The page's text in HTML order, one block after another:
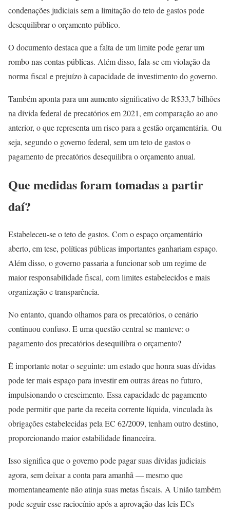
condenações judiciais sem a limitação do teto de gastos pode
desequilibrar o orçamento público.
O documento destaca que a falta de um limite pode gerar um
rombo nas contas públicas. Além disso, fala-se em violação da
norma fiscal e prejuízo à capacidade de investimento do governo.
Também aponta para um aumento significativo de R$33,7 bilhões
na dívida federal de precatórios em 2021, em comparação ao ano
anterior, o que representa um risco para a gestão orçamentária. Ou
seja, segundo o governo federal, sem um teto de gastos o
pagamento de precatórios desequilibra o orçamento anual.
Que medidas foram tomadas a partir
daí?
Estabeleceu-se o teto de gastos. Com o espaço orçamentário
aberto, em tese, políticas públicas importantes ganhariam espaço.
Além disso, o governo passaria a funcionar sob um regime de
maior responsabilidade fiscal, com limites estabelecidos e mais
organização e transparência.
No entanto, quando olhamos para os precatórios, o cenário
continuou confuso. E uma questão central se manteve: o
pagamento dos precatórios desequilibra o orçamento?
É importante notar o seguinte: um estado que honra suas dívidas
pode ter mais espaço para investir em outras áreas no futuro,
impulsionando o crescimento. Essa capacidade de pagamento
pode permitir que parte da receita corrente líquida, vinculada às
obrigações estabelecidas pela EC 62/2009, tenham outro destino,
proporcionando maior estabilidade financeira.
Isso significa que o governo pode pagar suas dívidas judiciais
agora, sem deixar a conta para amanhã — mesmo que
momentaneamente não atinja suas metas fiscais. A União também
pode seguir esse raciocínio após a aprovação das leis ECs